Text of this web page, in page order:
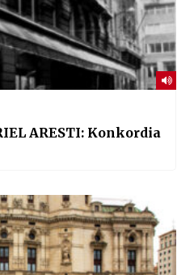
ARESTI: Konkordia